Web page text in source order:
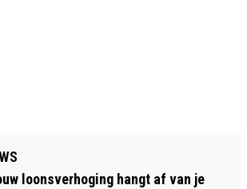
loonsverhoging hangt af van je